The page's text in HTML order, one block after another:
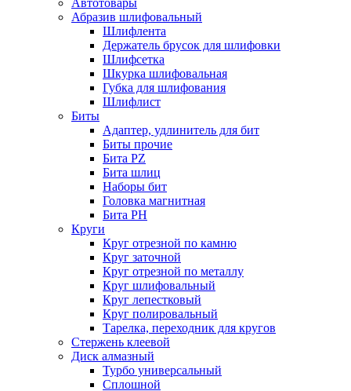
Автотовары
Абразив шлифовальный
Шлифлента
Держатель брусок для шлифовки
Шлифсетка
Шкурка шлифовальная
Губка для шлифования
Шлифлист
Биты
Адаптер, удлинитель для бит
Биты прочие
Бита PZ
Бита шлиц
Наборы бит
Головка магнитная
Бита PH
Круги
Круг отрезной по камню
Круг заточной
Круг отрезной по металлу
Круг шлифовальный
Круг лепестковый
Круг полировальный
Тарелка, переходник для кругов
Стержень клеевой
Диск алмазный
Турбо универсальный
Сплошной